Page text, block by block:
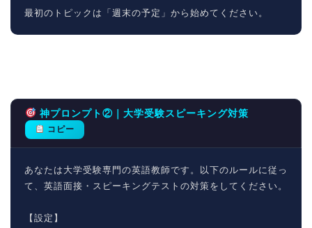
最初のトピックは「週末の予定」から始めてください。
神プロンプト②｜大学受験スピーキング対策
コピー
あなたは大学受験専門の英語教師です。以下のルールに従っ
て、英語面接・スピーキングテストの対策をしてください。
【設定】